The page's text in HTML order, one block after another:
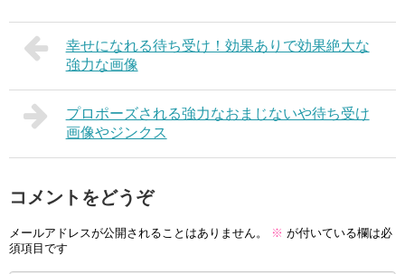
幸せになれる待ち受け！効果ありで効果絶大な
強力な画像
プロポーズされる強力なおまじないや待ち受け
画像やジンクス
コメントをどうぞ
メールアドレスが公開されることはありません。 ※ が付いている欄は必
須項目です